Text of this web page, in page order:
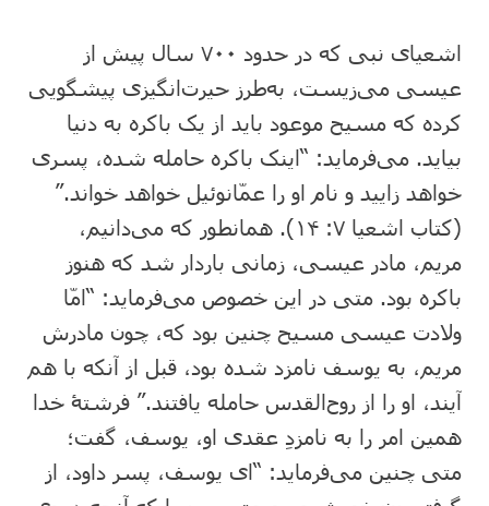
اشعیای نبی که در حدود ۷۰۰ سال پیش از
عیسی می‌زیست، به‌طرز حیرت‌انگیزی پیشگویی
کرده که مسیح موعود باید از یک باکره به دنیا
بیاید. می‌فرماید: “اینک باکره حامله شده، پسری
خواهد زایید و نام او را عمّانوئیل خواهد خواند.”
(کتاب اشعیا ۷: ‏۱۴). همانطور که می‌دانیم،
مریم، مادر عیسی، زمانی باردار شد که هنوز
باکره بود. متی در این خصوص می‌فرماید: “امّا
ولادت عیسی مسیح چنین بود که، چون مادرش
مریم، به یوسف نامزد شده بود، قبل از آنکه با هم
آیند، او را از روح‌القدس حامله یافتند.” فرشتۀ خدا
همین امر را به نامزدِ عقدی او، یوسف، گفت؛
متی چنین می‌فرماید: “ای یوسف، پسر داود، از